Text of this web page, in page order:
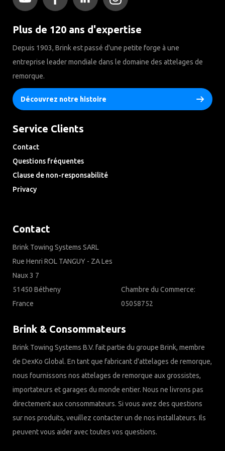
Plus de 120 ans d'expertise
Depuis 1903, Brink est passé d'une petite forge à une
entreprise leader mondiale dans le domaine des attelages de
remorque.
Découvrez notre histoire
Service Clients
Contact
Questions fréquentes
Clause de non-responsabilité
Privacy
Contact
Brink Towing Systems SARL
Rue Henri ROL TANGUY - ZA Les
Naux 3 7
51450 Bétheny
France
Chambre du Commerce:
05058752
Brink & Consommateurs
Brink Towing Systems B.V. fait partie du groupe Brink, membre
de DexKo Global. En tant que fabricant d'attelages de remorque,
nous fournissons nos attelages de remorque aux grossistes,
importateurs et garages du monde entier. Nous ne livrons pas
directement aux consommateurs. Si vous avez des questions
sur nos produits, veuillez contacter un de nos installateurs. Ils
peuvent vous aider avec toutes vos questions.